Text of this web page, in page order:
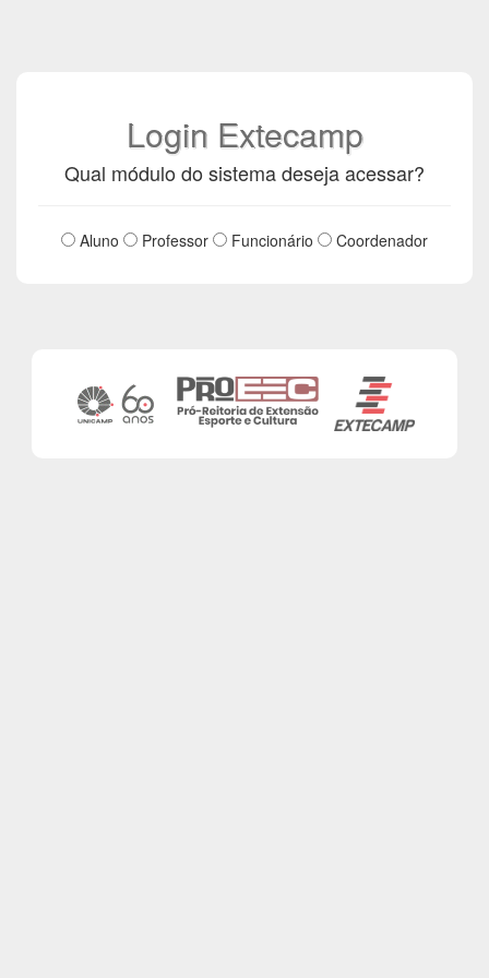
Login Extecamp
Qual módulo do sistema deseja acessar?
Aluno Professor Funcionário Coordenador